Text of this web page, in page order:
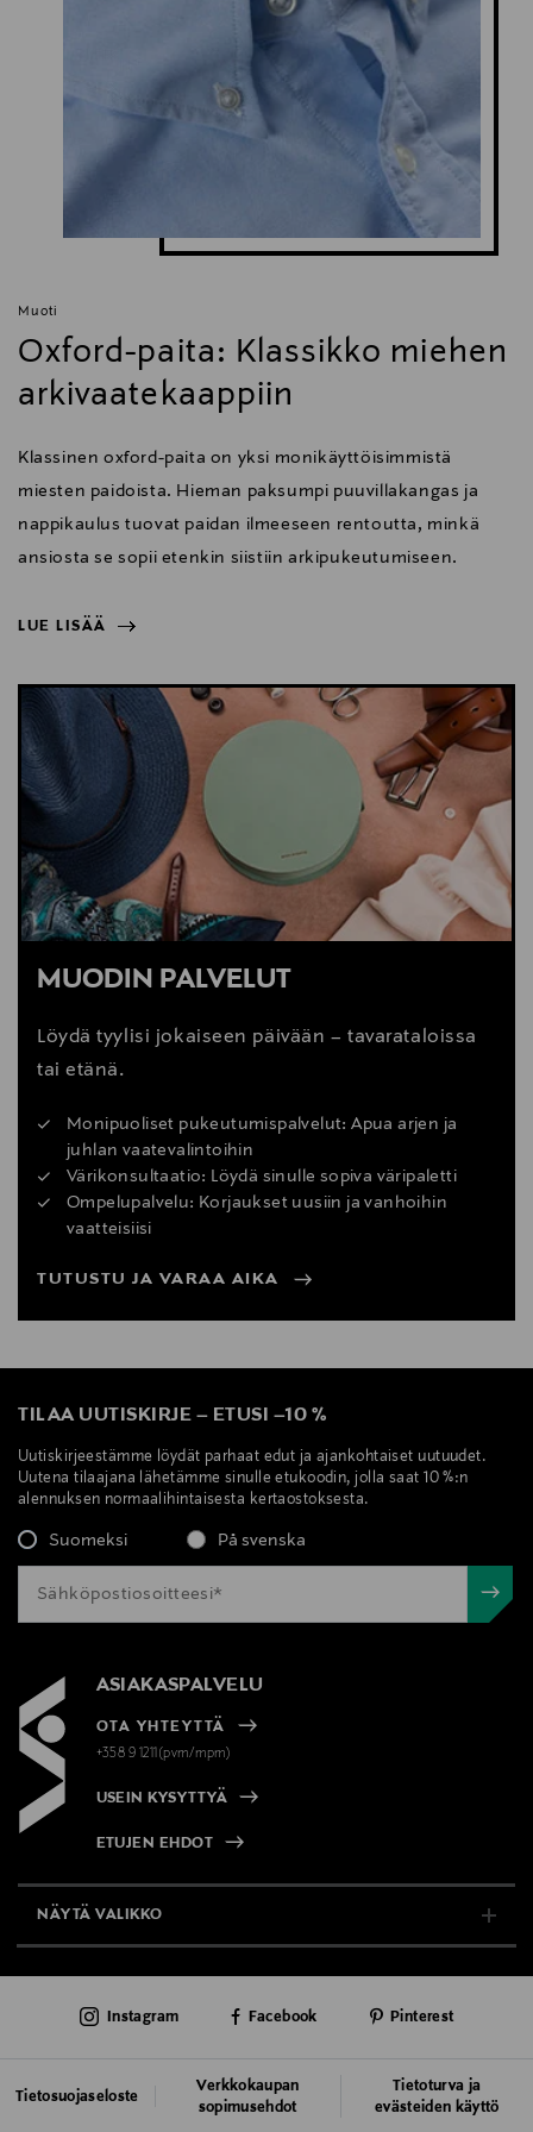
Muoti
Oxford-paita: Klassikko miehen
arkivaatekaappiin
Klassinen oxford-paita on yksi monikäyttöisimmistä
miesten paidoista. Hieman paksumpi puuvillakangas ja
nappikaulus tuovat paidan ilmeeseen rentoutta, minkä
ansiosta se sopii etenkin siistiin arkipukeutumiseen.
LUE LISÄÄ
LUE LISÄÄ
MUODIN PALVELUT
Löydä tyylisi jokaiseen päivään – tavarataloissa
tai etänä.
Monipuoliset pukeutumispalvelut: Apua arjen ja
juhlan vaatevalintoihin
Värikonsultaatio: Löydä sinulle sopiva väripaletti
Ompelupalvelu: Korjaukset uusiin ja vanhoihin
vaatteisiisi
TUTUSTU JA VARAA AIKA
TILAA UUTISKIRJE – ETUSI –10 %
Uutiskirjeestämme löydät parhaat edut ja ajankohtaiset uutuudet.
Uutena tilaajana lähetämme sinulle etukoodin, jolla saat 10 %:n
alennuksen normaalihintaisesta kertaostoksesta.
Suomeksi På svenska
ASIAKASPALVELU
OTA YHTEYTTÄ
+358 9 1211(pvm/mpm)
USEIN KYSYTTYÄ
ETUJEN EHDOT
NÄYTÄ VALIKKO
AJANKOHTAISTA
Tietosuojaseloste
Verkkokaupan
sopimusehdot
Tietoturva ja
evästeiden käyttö
Instagram Facebook Pinterest